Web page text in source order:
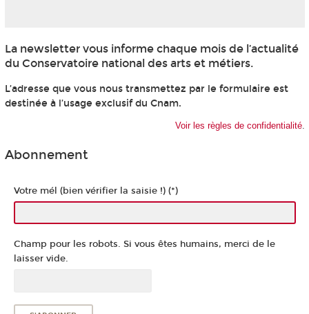
La newsletter vous informe chaque mois de l’actualité
du Conservatoire national des arts et métiers.
L’adresse que vous nous transmettez par le formulaire est
destinée à l’usage exclusif du Cnam.
Voir les règles de confidentialité.
Abonnement
Votre mél (bien vérifier la saisie !) (*)
Champ pour les robots. Si vous êtes humains, merci de le
laisser vide.